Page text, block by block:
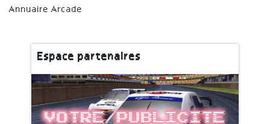
Annuaire Arcade
Espace partenaires
Votre publicite